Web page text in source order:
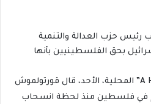
حزب العدالة والتنمية
بحق الفلسطينيين بأنها
وخلال برنامج على قناة “A Haber” المحلية، الأحد، قال قورتولموش
في فلسطين منذ لحظة انسحاب